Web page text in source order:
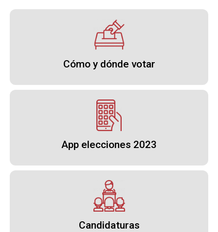
Cómo y dónde votar
App elecciones 2023
Candidaturas